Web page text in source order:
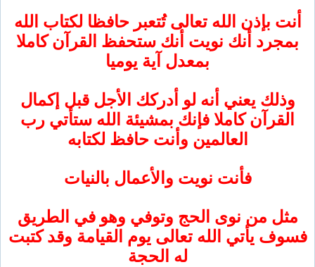
بإذن الله تعالى تُتعبر حافظا لكتاب الله
أنك نويت أنك ستحفظ القرآن كاملا
بمعدل آية يوميا
يعني أنه لو أدركك الأجل قبل إكمال
كاملا فإنك بمشيئة الله ستأتي رب
العالمين وأنت حافظ لكتابه
فأنت نويت والأعمال بالنيات
من نوى الحج وتوفي وهو في الطريق
يأتي الله تعالى يوم القيامة وقد كتبت
له الحجة